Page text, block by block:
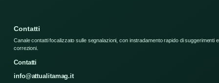
Contatti
Canale contatti focalizzato sulle segnalazioni, con instradamento rapido di suggerimenti e
correzioni.
Contatti
info@attualitamag.it